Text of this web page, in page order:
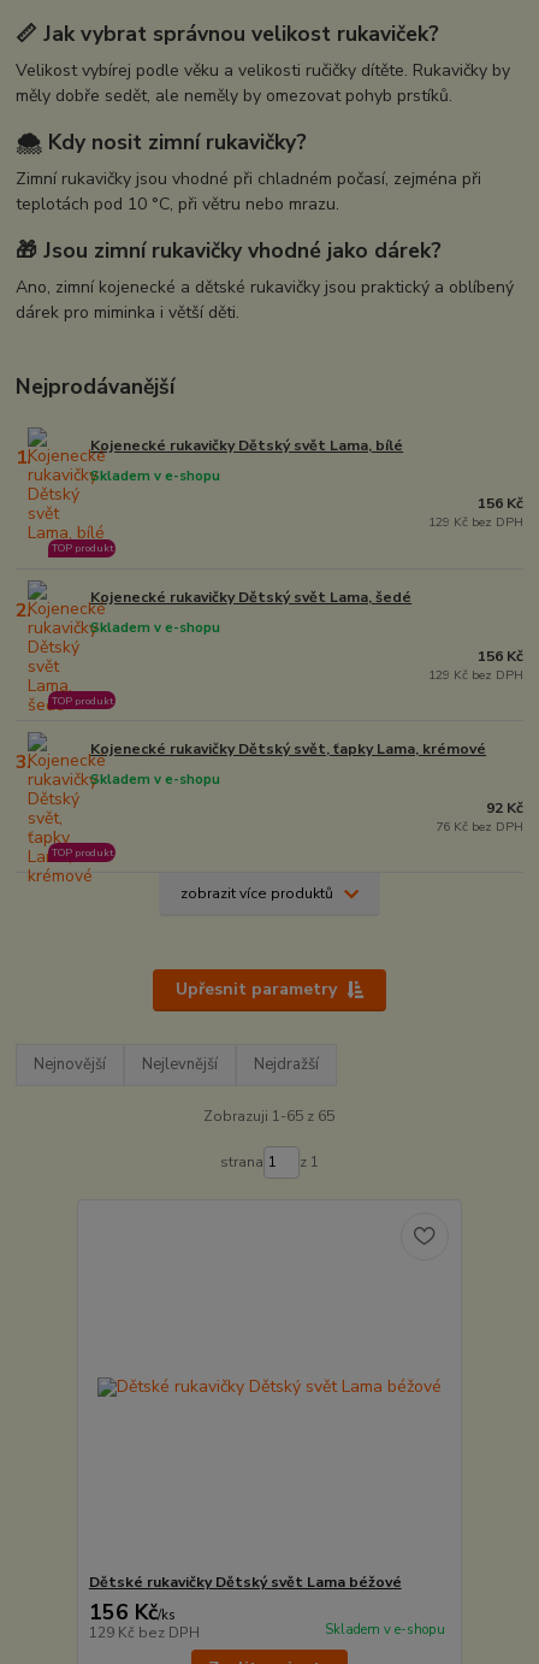
📏 Jak vybrat správnou velikost rukaviček?
Velikost vybírej podle věku a velikosti ručičky dítěte. Rukavičky by
měly dobře sedět, ale neměly by omezovat pohyb prstíků.
🌨️ Kdy nosit zimní rukavičky?
Zimní rukavičky jsou vhodné při chladném počasí, zejména při
teplotách pod 10 °C, při větru nebo mrazu.
🎁 Jsou zimní rukavičky vhodné jako dárek?
Ano, zimní kojenecké a dětské rukavičky jsou praktický a oblíbený
dárek pro miminka i větší děti.
Nejprodávanější
1. Kojenecké rukavičky Dětský svět Lama, bílé
Skladem v e-shopu
TOP produkt
156 Kč
129 Kč bez DPH
2. Kojenecké rukavičky Dětský svět Lama, šedé
Skladem v e-shopu
TOP produkt
156 Kč
129 Kč bez DPH
3. Kojenecké rukavičky Dětský svět, ťapky Lama, krémové
Skladem v e-shopu
TOP produkt
92 Kč
76 Kč bez DPH
zobrazit více produktů
Upřesnit parametry
Nejnovější Nejlevnější Nejdražší
Zobrazuji 1-65 z 65
strana z 1
Dětské rukavičky Dětský svět Lama béžové
156 Kč/ks
129 Kč bez DPH Skladem v e-shopu